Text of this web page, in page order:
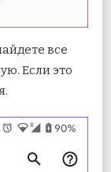
все
Если это